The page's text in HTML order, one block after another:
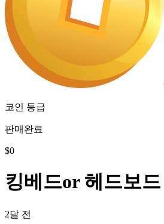
코인 등급
판매완료
$0
킹베드or 헤드보드
2달 전